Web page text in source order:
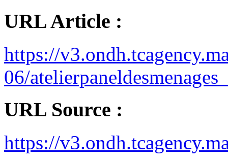
URL Article :
https://
06/
URL Source :
https://